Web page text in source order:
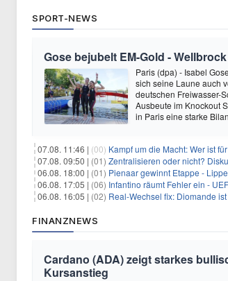
SPORT-NEWS
Gose bejubelt EM-Gold -
Paris (dpa) - Isabel
sich seine Laune auch
deutschen Freiwasser-
Ausbeute im Knockout
in Paris eine starke
07.08. 11:46 | (00) Kampf um die Macht: Wer ist
07.08. 09:50 | (01) Zentralisieren oder nicht?
06.08. 18:00 | (01) Pienaar gewinnt Etappe -
06.08. 17:05 | (06) Infantino räumt Fehler ein -
06.08. 16:05 | (02) Real-Wechsel fix: Diomande
FINANZNEWS
Cardano (ADA) zeigt starkes
Kursanstieg